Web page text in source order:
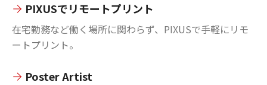
PIXUSでリモートプリント
在宅勤務など働く場所に関わらず、PIXUSで手軽にリモ
ートプリント。
Poster Artist